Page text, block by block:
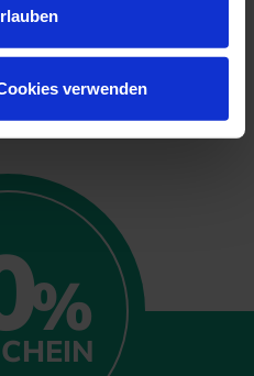
verwenden
INFO
%